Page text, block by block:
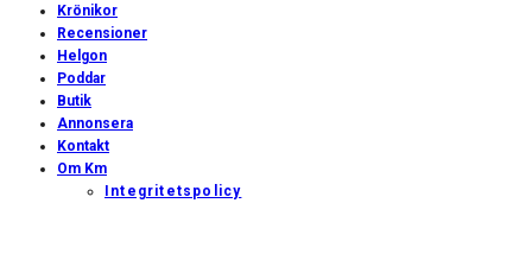
Krönikor
Recensioner
Helgon
Poddar
Butik
Annonsera
Kontakt
Om Km
Integritetspolicy